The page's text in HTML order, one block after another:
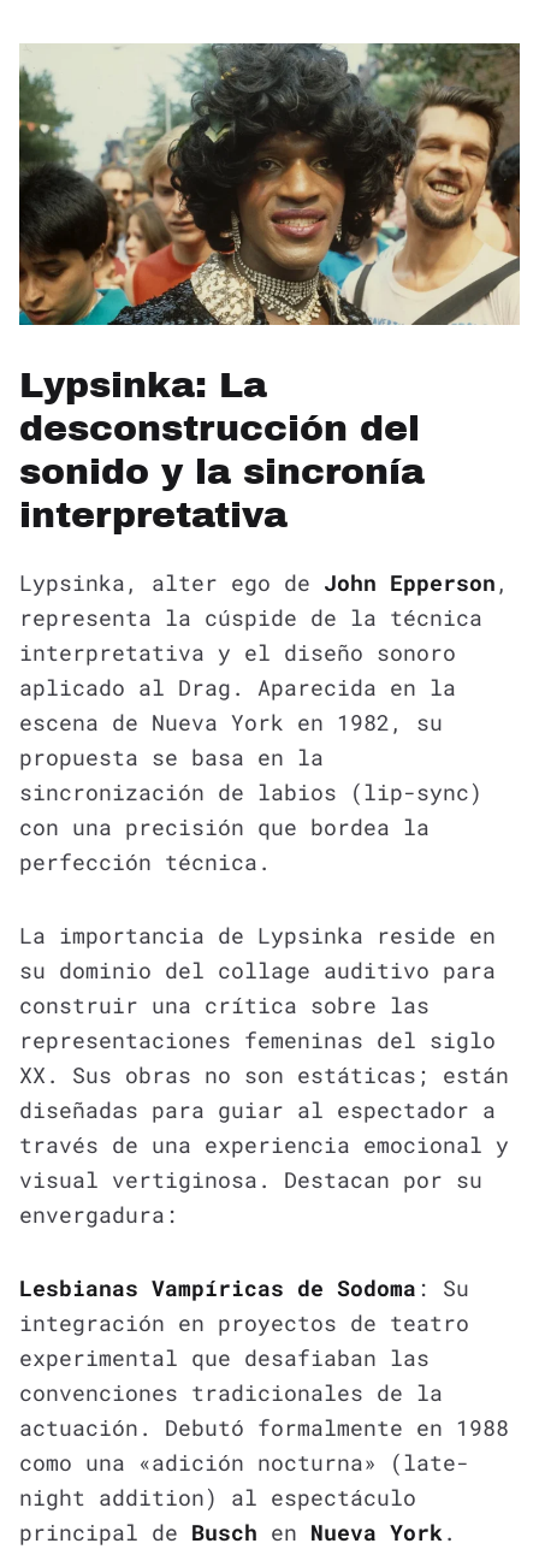
Lypsinka: La
desconstrucción del
sonido y la sincronía
interpretativa
Lypsinka, alter ego de John Epperson ,
representa la cúspide de la técnica
interpretativa y el diseño sonoro
aplicado al Drag. Aparecida en la
escena de Nueva York en 1982, su
propuesta se basa en la
sincronización de labios (lip-sync)
con una precisión que bordea la
perfección técnica.
La importancia de Lypsinka reside en
su dominio del collage auditivo para
construir una crítica sobre las
representaciones femeninas del siglo
XX. Sus obras no son estáticas; están
diseñadas para guiar al espectador a
través de una experiencia emocional y
visual vertiginosa. Destacan por su
envergadura:
Lesbianas Vampíricas de Sodoma : Su
integración en proyectos de teatro
experimental que desafiaban las
convenciones tradicionales de la
actuación. Debutó formalmente en 1988
como una «adición nocturna» (late-
night addition) al espectáculo
principal de Busch en Nueva York.